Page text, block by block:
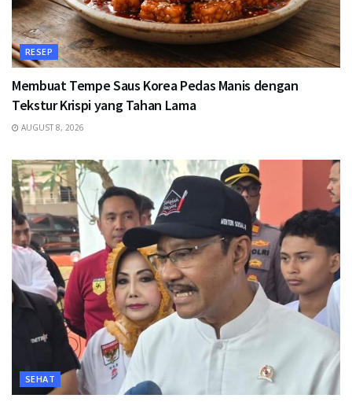
RESEP
Membuat Tempe Saus Korea Pedas Manis dengan
Tekstur Krispi yang Tahan Lama
AUGUST 8, 2026
SEHAT